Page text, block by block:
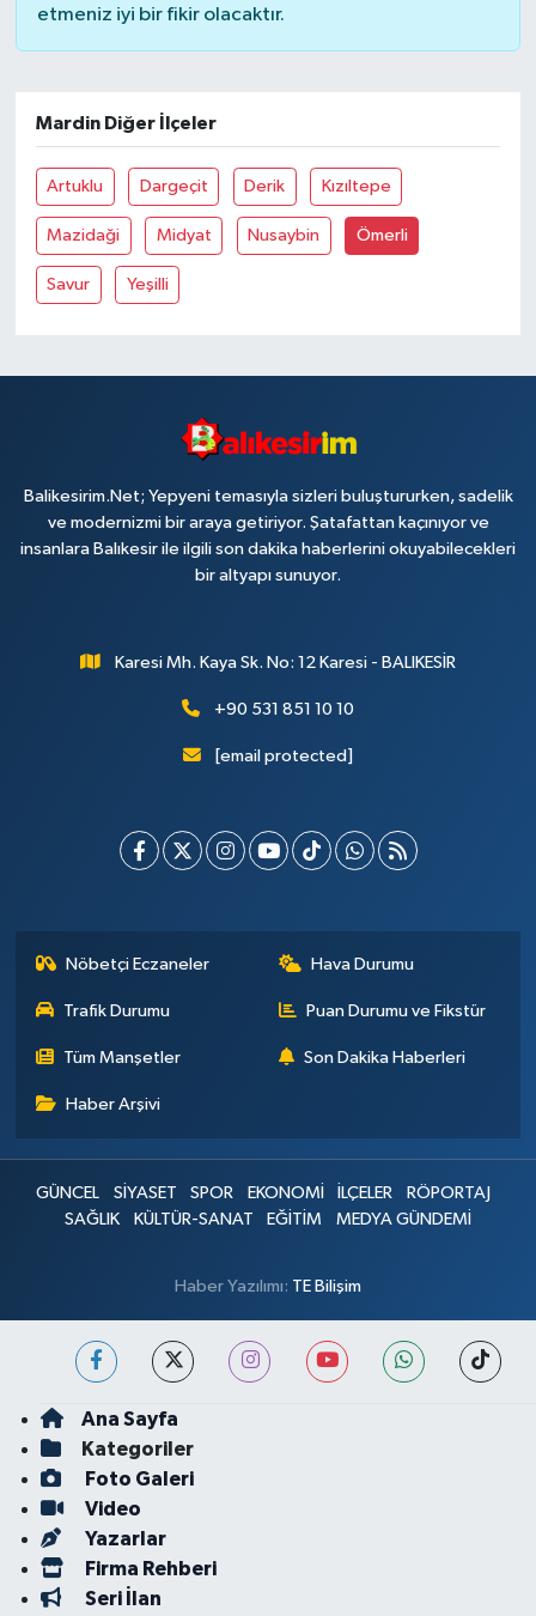
etmeniz iyi bir fikir olacaktır.
Mardin Diğer İlçeler
Artuklu Dargeçit Derik Kızıltepe
Mazidaği Midyat Nusaybin Ömerli
Savur Yeşilli
Balikesirim.Net; Yepyeni temasıyla sizleri buluştururken, sadelik
ve modernizmi bir araya getiriyor. Şatafattan kaçınıyor ve
insanlara Balıkesir ile ilgili son dakika haberlerini okuyabilecekleri
bir altyapı sunuyor.
Karesi Mh. Kaya Sk. No: 12 Karesi - BALIKESİR
+90 531 851 10 10
[email protected]
Nöbetçi Eczaneler Hava Durumu
Trafik Durumu Puan Durumu ve Fikstür
Tüm Manşetler Son Dakika Haberleri
Haber Arşivi
GÜNCEL SİYASET SPOR EKONOMİ İLÇELER
RÖPORTAJ
SAĞLIK
KÜLTÜR-SANAT EĞİTİM MEDYA GÜNDEMİ
Haber Yazılımı: TE Bilişim
Ana Sayfa
Kategoriler
Foto Galeri
Video
Yazarlar
Firma Rehberi
Seri İlan